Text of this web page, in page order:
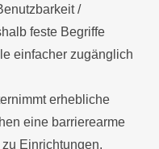
/
feste Begriffe
einfacher zugänglich
erhebliche
eine barrierearme
Einrichtungen,